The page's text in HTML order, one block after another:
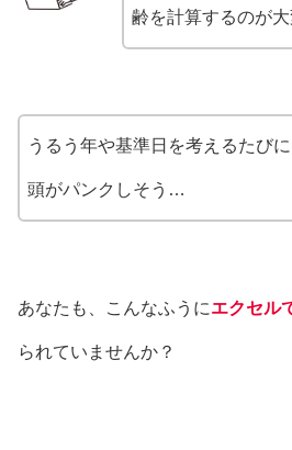
齢を計算するのが
うるう年や基準日を考えるたびに
頭がパンクしそう…
あなたも、こんなふうにエクセル
られていませんか？